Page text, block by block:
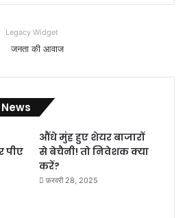
Legacy Widget
पीए
औंधे मुंह हुए शेयर बाजारों
से बेचैनी! तो निवेशक क्या
करें?
फ़रवरी 28, 2025